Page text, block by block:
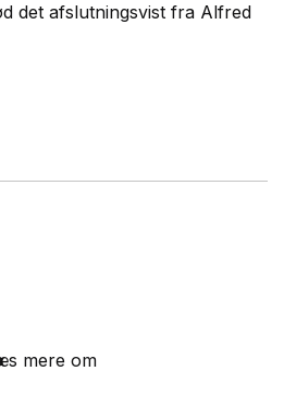
det afslutningsvist fra Alfred
mere om